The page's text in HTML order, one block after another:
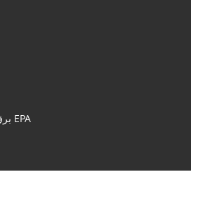
برق تخمین زده شده توسط EPA